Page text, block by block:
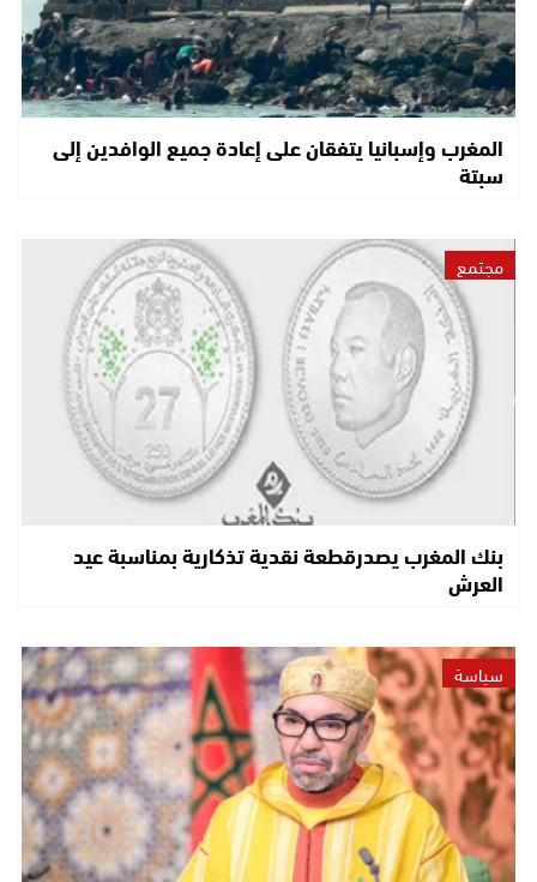
المغرب وإسبانيا يتفقان على إعادة جميع الوافدين إلى
سبتة
مجتمع
بنك المغرب يصدرقطعة نقدية تذكارية بمناسبة عيد
العرش
سياسة